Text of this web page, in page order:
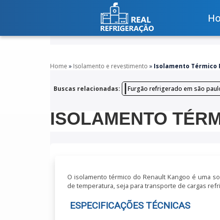
Home » Isolamento e revestimento » Isolamento Térmico
Buscas relacionadas: Furgão refrigerado em são
ISOLAMENTO
O isolamento térmico do Renault Kangoo é uma
de temperatura, seja para transporte de cargas
ESPECIFICAÇÕES TÉCNICAS